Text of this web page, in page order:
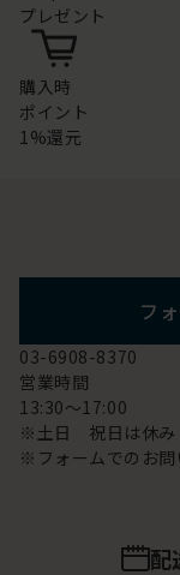
プレゼント
購入時
ポイント
1%還元
フ
03-6908-8370
営業時間
13:30～17:00
※土日 祝日は休み
※フォームでのお問
配